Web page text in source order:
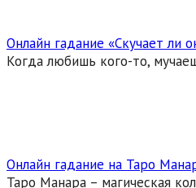
Онлайн гадание «Скучает ли
Когда любишь кого-то,
Онлайн гадание на Таро
Таро Манара – магическая